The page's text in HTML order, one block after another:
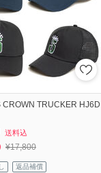
CROWN TRUCKER HJ6D
送料込
¥17,800
返品補償